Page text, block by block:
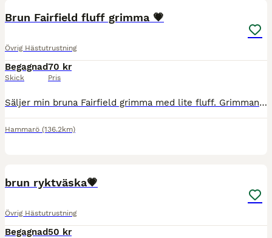
Brun Fairfield fluff grimma 💗
Övrig Hästutrustning
Begagnad
Skick
70 kr
Pris
Säljer min bruna Fairfield grimma med lite fluff. Grimman är i storlek cob! 🌸Den går att tvätta om köparen vill det! Nypris: 190kr Mitt pris: 70kr Köparen står för frakten. Hör av er vid funderingar
Hammarö (136.2km)
brun ryktväska💗
Övrig Hästutrustning
Begagnad50 kr